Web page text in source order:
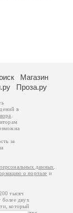
Магазин
Проза.ру
в
за
данных
о портале и
тысяч
более двух
который